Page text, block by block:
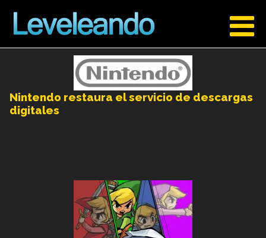
Nintendo restaura el servicio de descargas
digitales